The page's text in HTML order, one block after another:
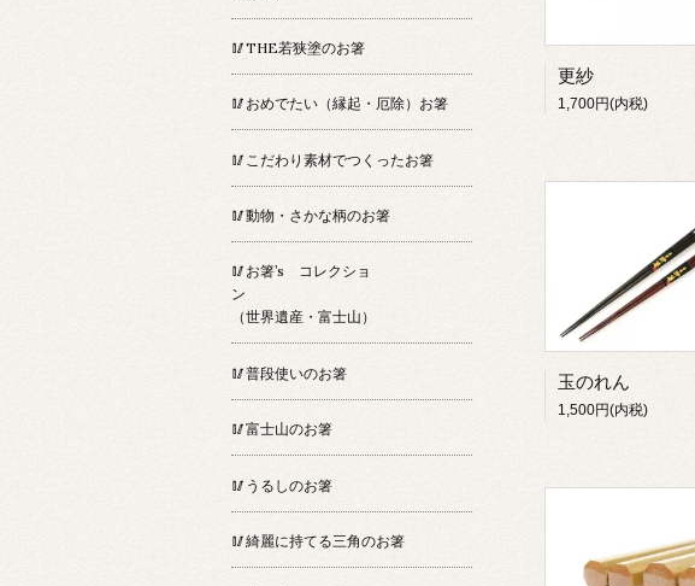
更紗
1,700円(内税)
玉のれん
1,500円(内税)
🥢THE若狭塗のお箸
🥢おめでたい（縁起・厄除）お箸
🥢こだわり素材でつくったお箸
🥢動物・さかな柄のお箸
🥢お箸’s コレクショ
ン
（世界遺産・富士山）
🥢普段使いのお箸
🥢富士山のお箸
🥢うるしのお箸
🥢綺麗に持てる三角のお箸